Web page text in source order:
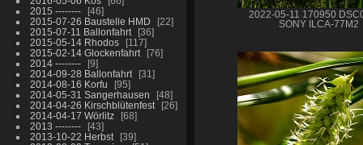
2015 --------
46
2015-07-26 Baustelle HMD
22
2015-07-11 Ballonfahrt
36
2015-05-14 Rhodos
117
2015-02-14 Glockenfahrt
76
2014 --------
9
2014-09-28 Ballonfahrt
31
2014-08-16 Korfu
95
2014-05-31 Sangerhausen
48
2014-04-26 Kirschblütenfest
26
2014-04-17 Wörlitz
68
2013 --------
43
2013-10-22 Herbst
39
2022-05-11 170950
SONY ILCA-77M2